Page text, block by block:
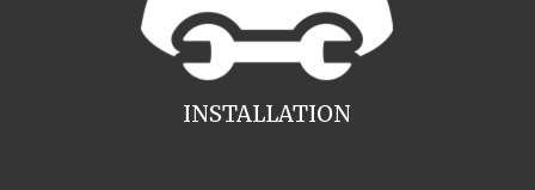
INSTALLATION